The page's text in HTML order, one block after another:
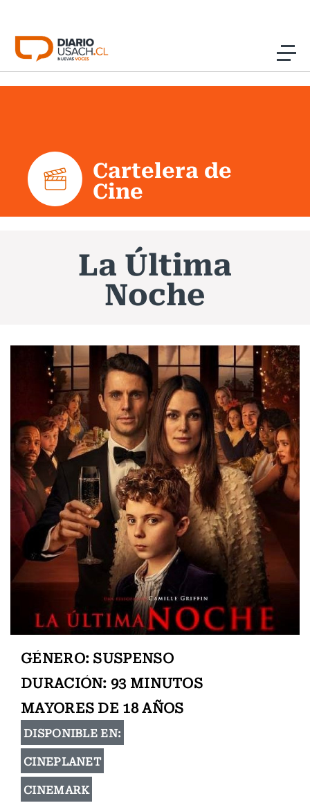
Click acá para ir directamente al contenido
Cultura
Programas Radio y TV Usach
Cartelera de
Cine
La Última
Noche
GÉNERO: SUSPENSO
DURACIÓN: 93 MINUTOS
MAYORES DE 18 AÑOS
DISPONIBLE EN:
CINEPLANET
CINEMARK